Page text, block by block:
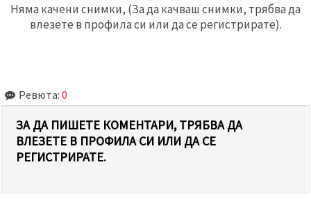
Няма качени снимки, (За да качваш снимки, трябва да
влезете в профила си или да се регистрирате).
Ревюта: 0
ЗА ДА ПИШЕТЕ КОМЕНТАРИ, ТРЯБВА ДА
ВЛЕЗЕТЕ В ПРОФИЛА СИ ИЛИ ДА СЕ
РЕГИСТРИРАТЕ.